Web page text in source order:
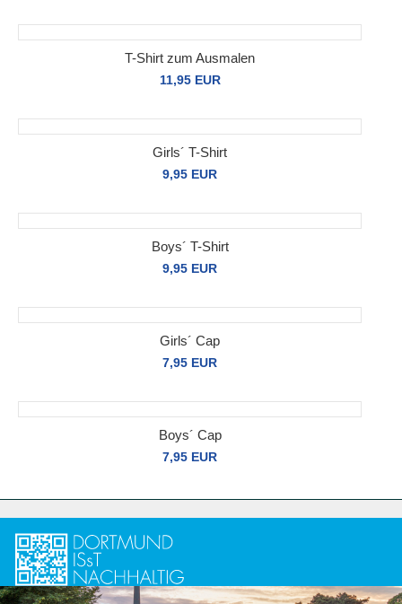
T-Shirt zum Ausmalen
11,95 EUR
Girls´ T-Shirt
9,95 EUR
Boys´ T-Shirt
9,95 EUR
Girls´ Cap
7,95 EUR
Boys´ Cap
7,95 EUR